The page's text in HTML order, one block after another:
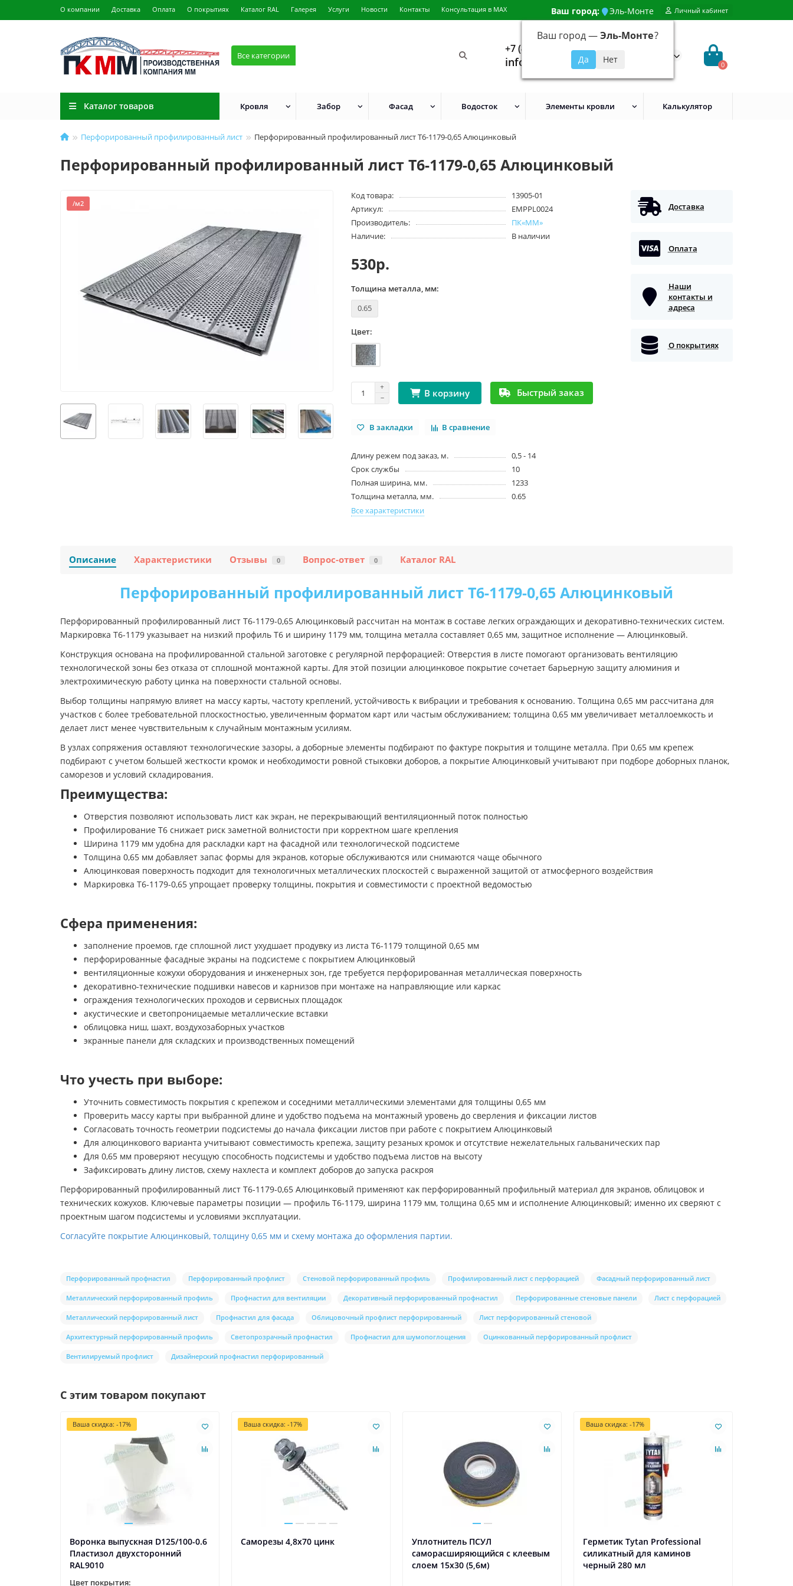
О компании Доставка Оплата О покрытиях Каталог RAL Галерея Услуги Новости Контакты Консультация в MAX Ваш город: Эль-Монте
Ваш город —Эль-Монте?
Личный кабинет
Все категории
+7 (499) 648-92-94
info@evroshtaketnikmoskva.ru 0
Каталог товаров Кровля Забор Фасад Водосток Элементы кровли Калькулятор
Перфорированный профилированный лист Перфорированный профилированный лист Т6-1179-0,65 Алюцинковый
Перфорированный профилированный лист Т6-1179-0,65 Алюцинковый
/м2
Код товара:
13905-01
Артикул:
EMPPL0024
Производитель:
ПК«ММ»
Наличие:
В наличии
530р.
Толщина металла, мм:
0.65
Цвет:
В корзину Быстрый заказ
В закладки В сравнение
Длину режем под заказ, м.
0,5 - 14
Срок службы
10
Полная ширина, мм.
1233
Толщина металла, мм.
0.65
Все характеристики
Доставка
Оплата
Наши
контакты и
адреса
О покрытиях
Описание Характеристики Отзывы 0 Вопрос-ответ 0 Каталог RAL
Перфорированный профилированный лист Т6-1179-0,65 Алюцинковый
Перфорированный профилированный лист Т6-1179-0,65 Алюцинковый рассчитан на монтаж в составе легких ограждающих и декоративно-технических систем.
Маркировка Т6-1179 указывает на низкий профиль Т6 и ширину 1179 мм, толщина металла составляет 0,65 мм, защитное исполнение — Алюцинковый.
Конструкция основана на профилированной стальной заготовке с регулярной перфорацией: Отверстия в листе помогают организовать вентиляцию
технологической зоны без отказа от сплошной монтажной карты. Для этой позиции алюцинковое покрытие сочетает барьерную защиту алюминия и
электрохимическую работу цинка на поверхности стальной основы.
Выбор толщины напрямую влияет на массу карты, частоту креплений, устойчивость к вибрации и требования к основанию. Толщина 0,65 мм рассчитана для
участков с более требовательной плоскостностью, увеличенным форматом карт или частым обслуживанием; толщина 0,65 мм увеличивает металлоемкость и
делает лист менее чувствительным к случайным монтажным усилиям.
В узлах сопряжения оставляют технологические зазоры, а доборные элементы подбирают по фактуре покрытия и толщине металла. При 0,65 мм крепеж
подбирают с учетом большей жесткости кромок и необходимости ровной стыковки доборов, а покрытие Алюцинковый учитывают при подборе доборных планок,
саморезов и условий складирования.
Преимущества:
Отверстия позволяют использовать лист как экран, не перекрывающий вентиляционный поток полностью
Профилирование Т6 снижает риск заметной волнистости при корректном шаге крепления
Ширина 1179 мм удобна для раскладки карт на фасадной или технологической подсистеме
Толщина 0,65 мм добавляет запас формы для экранов, которые обслуживаются или снимаются чаще обычного
Алюцинковая поверхность подходит для технологичных металлических плоскостей с выраженной защитой от атмосферного воздействия
Маркировка Т6-1179-0,65 упрощает проверку толщины, покрытия и совместимости с проектной ведомостью
Сфера применения:
заполнение проемов, где сплошной лист ухудшает продувку из листа Т6-1179 толщиной 0,65 мм
перфорированные фасадные экраны на подсистеме с покрытием Алюцинковый
вентиляционные кожухи оборудования и инженерных зон, где требуется перфорированная металлическая поверхность
декоративно-технические подшивки навесов и карнизов при монтаже на направляющие или каркас
ограждения технологических проходов и сервисных площадок
акустические и светопроницаемые металлические вставки
облицовка ниш, шахт, воздухозаборных участков
экранные панели для складских и производственных помещений
Что учесть при выборе:
Уточнить совместимость покрытия с крепежом и соседними металлическими элементами для толщины 0,65 мм
Проверить массу карты при выбранной длине и удобство подъема на монтажный уровень до сверления и фиксации листов
Согласовать точность геометрии подсистемы до начала фиксации листов при работе с покрытием Алюцинковый
Для алюцинкового варианта учитывают совместимость крепежа, защиту резаных кромок и отсутствие нежелательных гальванических пар
Для 0,65 мм проверяют несущую способность подсистемы и удобство подъема листов на высоту
Зафиксировать длину листов, схему нахлеста и комплект доборов до запуска раскроя
Перфорированный профилированный лист Т6-1179-0,65 Алюцинковый применяют как перфорированный профильный материал для экранов, облицовок и
технических кожухов. Ключевые параметры позиции — профиль Т6-1179, ширина 1179 мм, толщина 0,65 мм и исполнение Алюцинковый; именно их сверяют с
проектным шагом подсистемы и условиями эксплуатации.
Согласуйте покрытие Алюцинковый, толщину 0,65 мм и схему монтажа до оформления партии.
Перфорированный профнастил Перфорированный профлист Стеновой перфорированный профиль Профилированный лист с перфорацией Фасадный перфорированный лист
Металлический перфорированный профиль Профнастил для вентиляции Декоративный перфорированный профнастил Перфорированные стеновые панели Лист с перфорацией
Металлический перфорированный лист Профнастил для фасада Облицовочный профлист перфорированный Лист перфорированный стеновой
Архитектурный перфорированный профиль Светопрозрачный профнастил Профнастил для шумопоглощения Оцинкованный перфорированный профлист
Вентилируемый профлист Дизайнерский профнастил перфорированный
С этим товаром покупают
Ваша скидка: -17%
Воронка выпускная D125/100-0.6
Пластизол двухсторонний
RAL9010
Цвет покрытия:
Ваша скидка: -17%
Саморезы 4,8х70 цинк
Уплотнитель ПСУЛ
саморасширяющийся с клеевым
слоем 15х30 (5,6м)
Ваша скидка: -17%
Герметик Tytan Professional
силикатный для каминов
черный 280 мл